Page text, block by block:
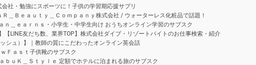
会社・勉強にスポーツに！子供の学習期応援サプリ
Ｒ＿Ｂｅａｕｔｙ＿Ｃｏｍｐａｎｙ株式会社 / ウォーターレス化粧品で話題！
ｎ＿ｅａｒｎｓ・小学生・中学生向け おうちオンライン学習のサブスク
【LINE友だち数、業界TOP】株式会社ダイブ・リゾートバイトのお仕事検索・紹介
ッシュ）】｜教師の質にこだわったオンライン英会話
Ｆａｓｔ子供靴のサブスク
ｂｕＫ＿Ｓｔｙｌｅ 定額でホテルに泊まれる旅のサブスク